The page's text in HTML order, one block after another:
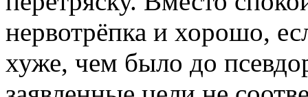
нервотрёпка и хорошо,
хуже, чем было до